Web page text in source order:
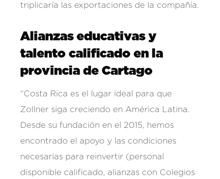
triplicaría las exportaciones de la compañía.
Alianzas educativas y
talento calificado en la
provincia de Cartago
“Costa Rica es el lugar ideal para que
Zollner siga creciendo en América Latina.
Desde su fundación en el 2015, hemos
encontrado el apoyo y las condiciones
necesarias para reinvertir (personal
disponible calificado, alianzas con Colegios